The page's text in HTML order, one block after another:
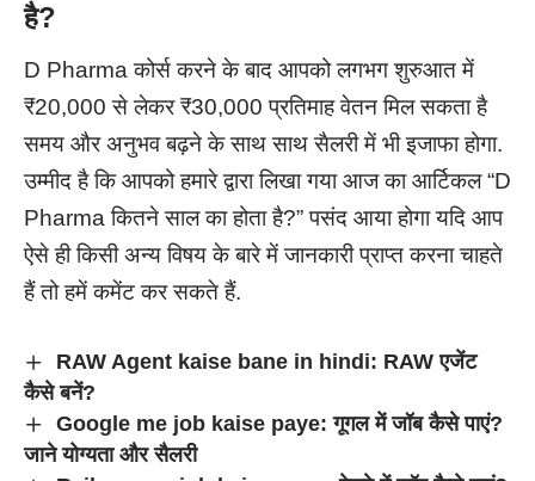
है?
D Pharma कोर्स करने के बाद आपको लगभग शुरुआत में
₹20,000 से लेकर ₹30,000 प्रतिमाह वेतन मिल सकता है
समय और अनुभव बढ़ने के साथ साथ सैलरी में भी इजाफा होगा.
उम्मीद है कि आपको हमारे द्वारा लिखा गया आज का आर्टिकल “D
Pharma कितने साल का होता है?” पसंद आया होगा यदि आप
ऐसे ही किसी अन्य विषय के बारे में जानकारी प्राप्त करना चाहते
हैं तो हमें कमेंट कर सकते हैं.
RAW Agent kaise bane in hindi: RAW एजेंट
कैसे बनें?
Google me job kaise paye: गूगल में जॉब कैसे पाएं?
जाने योग्यता और सैलरी